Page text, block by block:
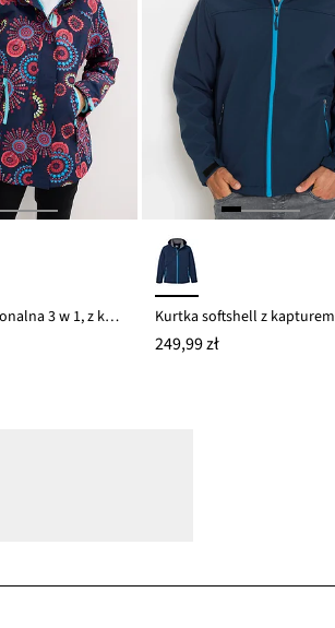
Kurtka funkcjonalna 3 w 1, z kapturem, nieprzemakalna Kurtka softshell z kapturem
249,99 zł